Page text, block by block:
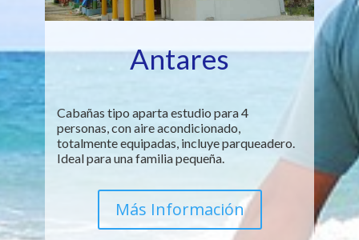
Antares
Cabañas tipo aparta estudio para 4
personas, con aire acondicionado,
totalmente equipadas, incluye parqueadero.
Ideal para una familia pequeña.
Más Información